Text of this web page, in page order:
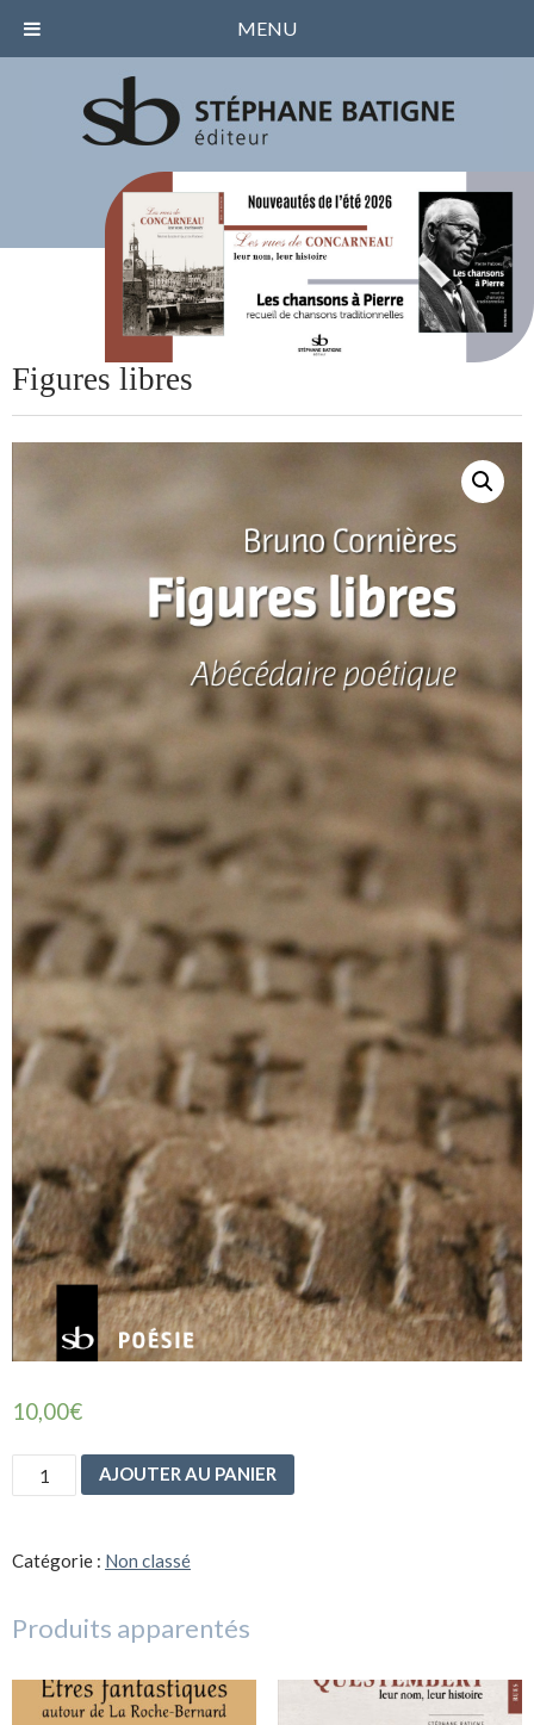
Figures libres
10,00€
AJOUTER AU PANIER
Catégorie : Non classé
Produits apparentés
MENU